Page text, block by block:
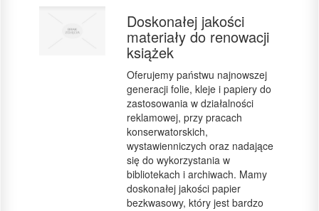
Doskonałej jakości
materiały do renowacji
książek
Oferujemy państwu najnowszej
generacji folie, kleje i papiery do
zastosowania w działalności
reklamowej, przy pracach
konserwatorskich,
wystawienniczych oraz nadające
się do wykorzystania w
bibliotekach i archiwach. Mamy
doskonałej jakości papier
bezkwasowy, który jest bardzo